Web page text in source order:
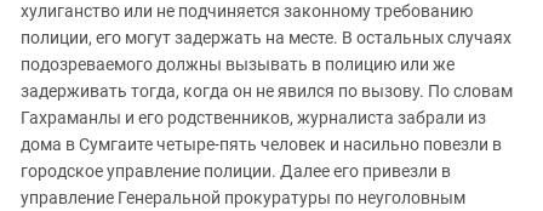
хулиганство или не подчиняется законному требованию
полиции, его могут задержать на месте. В остальных случаях
подозреваемого должны вызывать в полицию или же
задерживать тогда, когда он не явился по вызову. По словам
Гахраманлы и его родственников, журналиста забрали из
дома в Сумгаите четыре-пять человек и насильно повезли в
городское управление полиции. Далее его привезли в
управление Генеральной прокуратуры по неуголовным